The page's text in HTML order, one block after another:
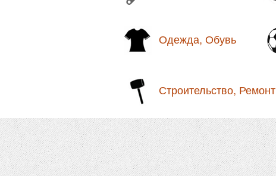
Одежда, Обувь
Строительство, Ремонт